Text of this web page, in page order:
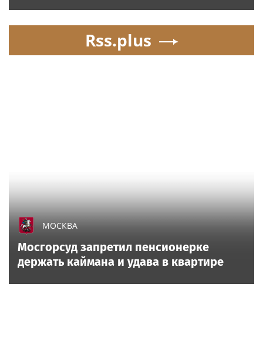
Rss.plus
МОСКВА
Мосгорсуд запретил пенсионерке
держать каймана и удава в квартире